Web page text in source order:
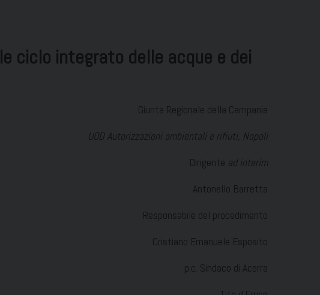
ciclo integrato delle acque e dei
Giunta Regionale della Campania
UOD Autorizzazioni ambientali e rifiuti, Napoli
Dirigente ad interim
Antonello Barretta
Responsabile del procedimento
Cristiano Emanuele Esposito
p.c. Sindaco di Acerra